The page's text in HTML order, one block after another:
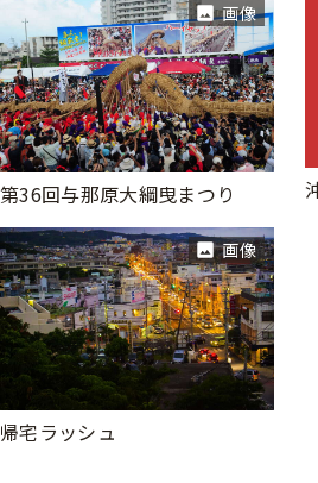
画像
第36回与那原大綱曳まつり
画像
帰宅ラッシュ